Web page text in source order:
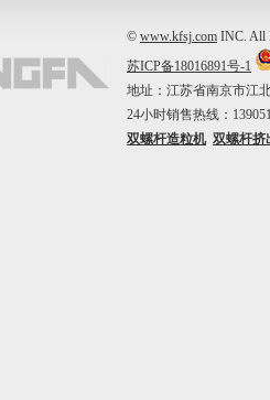
© www.kfsj.com INC. All
苏ICP备18016891号-1
地址：江苏省南京市江
24小时销售热线：
双螺杆造粒机 双螺杆挤